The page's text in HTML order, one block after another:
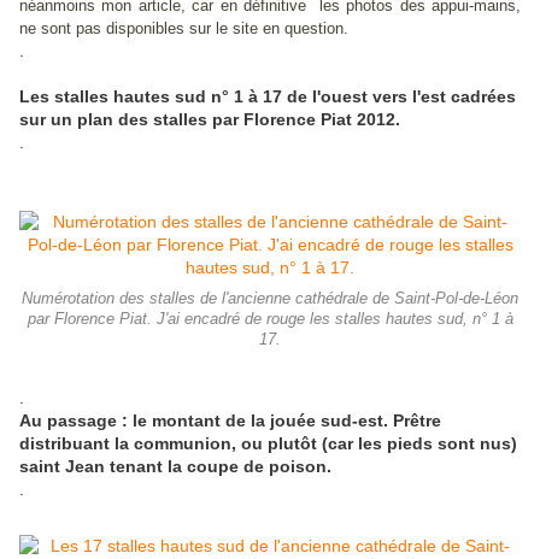
néanmoins mon article, car en définitive les photos des appui-mains,
ne sont pas disponibles sur le site en question.
Les stalles hautes sud n° 1 à 17 de l'ouest vers l'est cadrées
sur un plan des stalles par Florence Piat 2012.
Numérotation des stalles de l'ancienne cathédrale de Saint-Pol-de-Léon
par Florence Piat. J'ai encadré de rouge les stalles hautes sud, n° 1 à
17.
Au passage : le montant de la jouée sud-est. Prêtre
distribuant la communion, ou plutôt (car les pieds sont nus)
saint Jean tenant la coupe de poison.